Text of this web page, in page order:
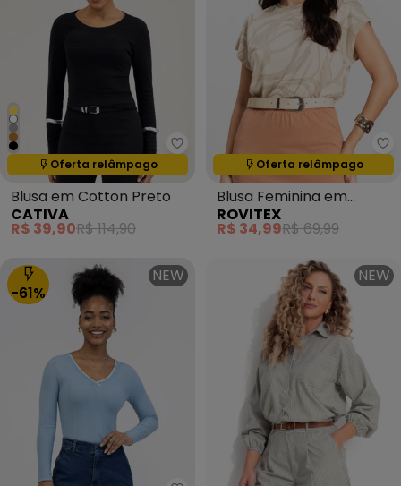
Cativa - Blusa em Cotton Preto
Oferta relâmpago
Termina em:00:53:49
Blusa em Cotton Preto
CATIVA
R$ 39,90R$ 114,90
Oferta relâmpago
Termina em:00:53:49
Blusa Feminina em
Viscotorcion Bege
ROVITEX
R$ 34,99R$ 69,99
-61%
NEW NEW